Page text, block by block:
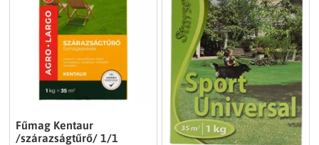
Fűmag Kentaur
/szárazságtűrő/ 1/1